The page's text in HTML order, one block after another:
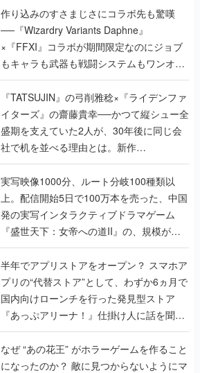
作り込みのすさまじさにコラボ先も驚嘆
──『Wizardry Variants Daphne』
×『FFXI』コラボが期間限定なのにジョブ
もキャラも武器も戦闘システムもワンオフ
で作り込まれた理由を両ディレクターに聞
く
『TATSUJIN』の弓削雅稔×『ライデンファ
イターズ』の齋藤貴幸──かつて縦シュー全
盛期を支えていた2人が、30年後に同じ会
社で机を並べる理由とは。新作
『TATSUJIN EXTREME』で初タッグを組
んだレジェンド2人に訊く開発秘話
実写映像1000分、ルート分岐100種類以
上。配信開始5日で100万本を売った、中国
発の実写インタラクティブドラマゲーム
『盛世天下：女帝への道II』の、規模が違
うこだわりをプロデューサーに聞いた
半年でアプリストアをオープン？ スマホア
プリの“代替ストア”として、わずか6ヵ月で
国内向けローンチを行った発見型ストア
『あっぷアリーナ！』仕掛け人に話を聞い
てみた
なぜ “あの花王” がホラーゲームを作ること
になったのか？ 敵に見つからないようにマ